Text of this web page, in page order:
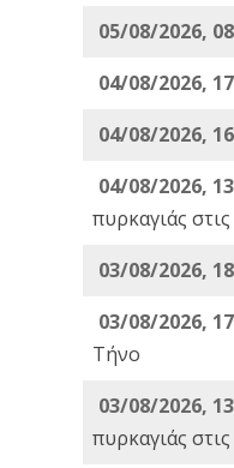
05/08/2026,
04/08/2026,
04/08/2026,
04/08/2026,
πυρκαγιάς
03/08/2026,
03/08/2026,
Τήνο
03/08/2026,
πυρκαγιάς